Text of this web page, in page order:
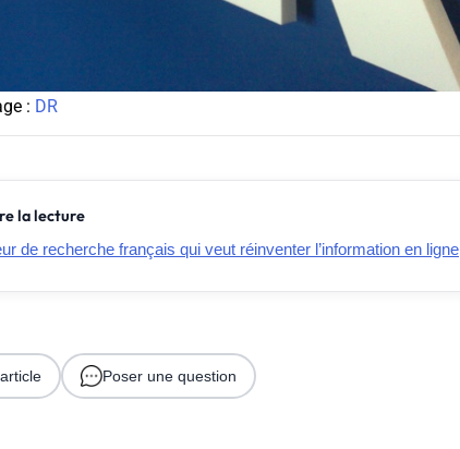
: DR
la lecture
de recherche français qui veut réinventer l’information en ligne
Poser une question